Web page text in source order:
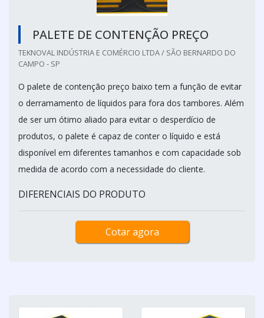
PALETE DE CONTENÇÃO PREÇO
TEKNOVAL INDÚSTRIA E COMÉRCIO LTDA / SÃO BERNARDO DO
CAMPO - SP
O palete de contenção preço baixo tem a função de evitar
o derramamento de líquidos para fora dos tambores. Além
de ser um ótimo aliado para evitar o desperdício de
produtos, o palete é capaz de conter o líquido e está
disponível em diferentes tamanhos e com capacidade sob
medida de acordo com a necessidade do cliente.
DIFERENCIAIS DO PRODUTO
Cotar agora